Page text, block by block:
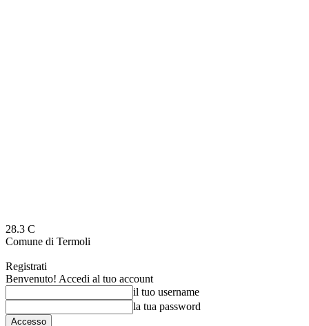
28.3 C
Comune di Termoli
Registrati
Benvenuto! Accedi al tuo account
il tuo username
la tua password